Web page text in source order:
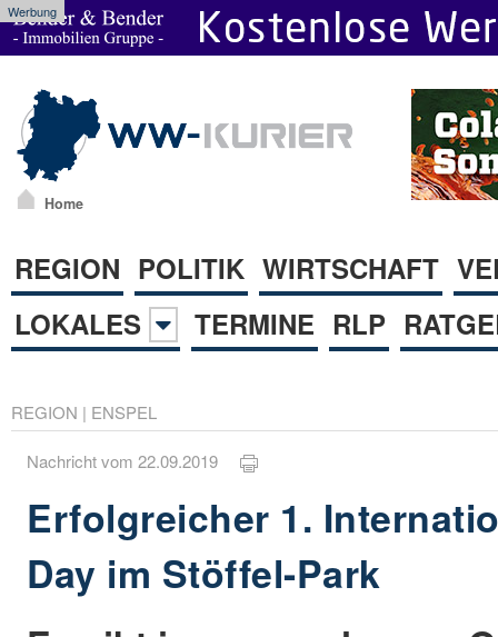
Werbung
Home
REGION POLITIK WIRTSCHAFT
LOKALES
TERMINE RLP
REGION | ENSPEL
Nachricht vom 22.09.2019
Erfolgreicher 1.
Day im Stöffel-Park